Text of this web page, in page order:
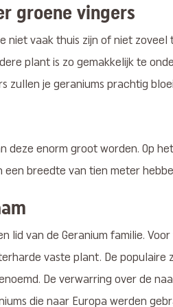
groene vingers
niet vaak thuis zijn of niet zoveel
plant is zo gemakkelijk te
zullen je geraniums prachtig
deze enorm groot worden. Op
breedte van tien meter
lid van de Geranium familie.
vaste plant. De populaire
De verwarring over de
die naar Europa werden